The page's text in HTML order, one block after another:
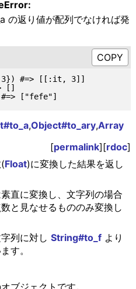
の返り値が配列でなければ発
3}) #=> [[:it, 3]]
[]
,Object#to_ary,Array
[permalink][rdoc]
Float)に変換した結果を返し
直に変換し、文字列の場合
と見なせるもののみ変換し
列に対し String#to_fより
す。
ブジェクトです。